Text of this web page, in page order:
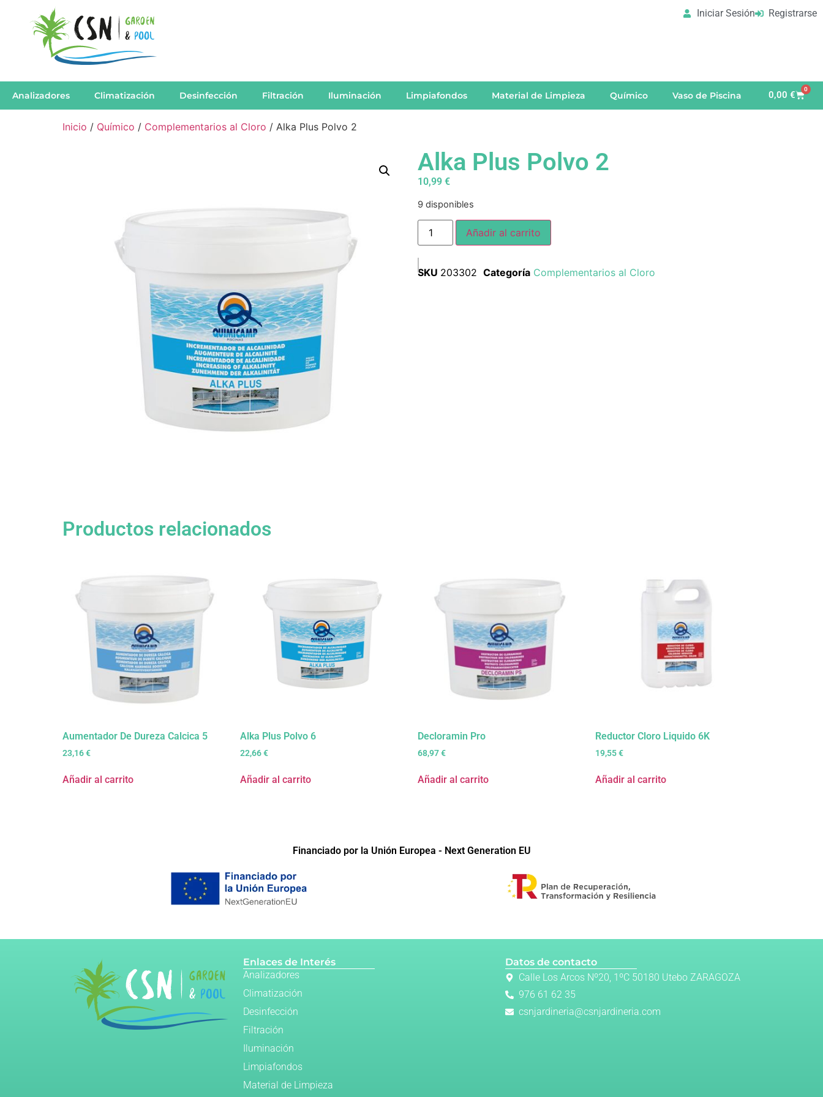
Iniciar Sesión Registrarse
Analizadores Climatización Desinfección Filtración Iluminación Limpiafondos Material de Limpieza Químico Vaso de Piscina 0,00 €
0
Inicio / Químico / Complementarios al Cloro / Alka Plus Polvo 2
Alka Plus Polvo 2
10,99 €
9 disponibles
Añadir al carrito
SKU 203302 Categoría Complementarios al Cloro
Productos relacionados
Aumentador De Dureza Calcica 5
23,16€
Añadir al carrito
Alka Plus Polvo 6
22,66€
Añadir al carrito
Decloramin Pro
68,97€
Añadir al carrito
Reductor Cloro Liquido 6K
19,55€
Añadir al carrito
Financiado por la Unión Europea - Next Generation EU
Enlaces de Interés
Analizadores
Climatización
Desinfección
Filtración
Iluminación
Limpiafondos
Material de Limpieza
Datos de contacto
Calle Los Arcos Nº20, 1ºC 50180 Utebo ZARAGOZA
976 61 62 35
csnjardineria@csnjardineria.com